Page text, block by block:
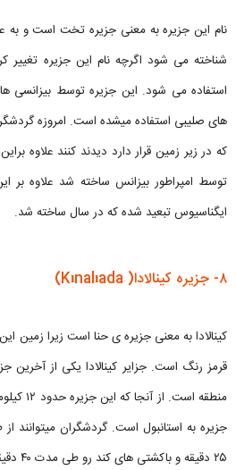
نام این جزیره به معنی جزیره تخت است و به
شناخته می شود اگرچه نام این جزیره تغییر
استفاده می شود. این جزیره توسط بیزانسی
های صلیبی استفاده میشده است. امروزه
توسط امپراطور بیزانس ساخته شد علاوه بر
ایگناسیوس تبعید شده که در سال ساخته شد.
۸- جزیره کینالادا( Kınalıada)
کینالادا به معنی جزیره ی حنا است زیرا
قرمز رنگ است. جزایر کینالادا یکی از آخرین
منطقه
جزیره به استانبول است. گردشگران
۲۵ دقیقه و باکشتی های کند رو طی مدت ۴۰ دقیقه به این جزیره برسند.